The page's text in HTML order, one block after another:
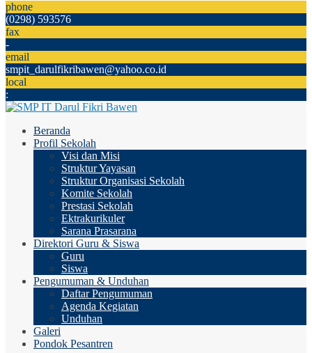
phone
(0298) 593576
fax
-
email
smpit_darulfikribawen@yahoo.co.id
local
:
Beranda
Profil Sekolah
Visi dan Misi
Struktur Yayasan
Struktur Organisasi Sekolah
Komite Sekolah
Prestasi Sekolah
Ektrakurikuler
Sarana Prasarana
Direktori Guru & Siswa
Guru
Siswa
Pengumuman & Unduhan
Daftar Pengumuman
Agenda Kegiatan
Unduhan
Galeri
Pondok Pesantren